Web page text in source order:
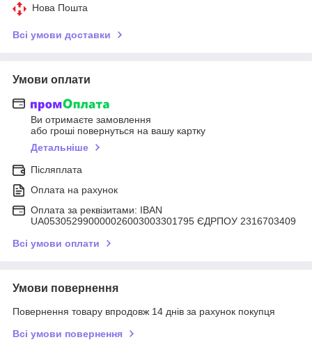
Нова Пошта
Всі умови доставки
Умови оплати
Ви отримаєте замовлення
або гроші повернуться на вашу картку
Детальніше
Післяплата
Оплата на рахунок
Оплата за реквізитами: IBAN
UA053052990000026003003301795 ЄДРПОУ 2316703409
Всі умови оплати
Умови повернення
Повернення товару впродовж 14 днів за рахунок покупця
Всі умови повернення